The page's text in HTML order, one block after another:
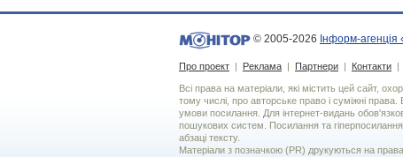
© 2005-2026 Інформ-агенція
Про проект | Реклама | Партнери | Контакти |
Всі права на матеріали, які містить цей сайт,
тому числі, про авторське право і суміжні
умови посилання. Для iнтернет-видань
пошукових систем. Посилання та
абзаці тексту.
Матеріали з позначкою (PR) друкуються на